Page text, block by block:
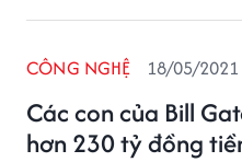
Các con của Bill
hơn 230 tỷ đồng
CÔNG NGHỆ 18/05/